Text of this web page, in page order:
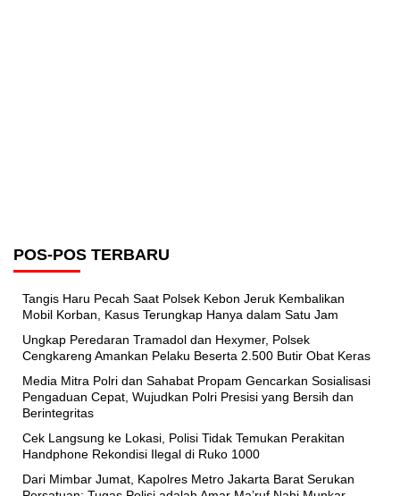
POS-POS TERBARU
Tangis Haru Pecah Saat Polsek Kebon Jeruk Kembalikan
Mobil Korban, Kasus Terungkap Hanya dalam Satu Jam
Ungkap Peredaran Tramadol dan Hexymer, Polsek
Cengkareng Amankan Pelaku Beserta 2.500 Butir Obat Keras
Media Mitra Polri dan Sahabat Propam Gencarkan Sosialisasi
Pengaduan Cepat, Wujudkan Polri Presisi yang Bersih dan
Berintegritas
Cek Langsung ke Lokasi, Polisi Tidak Temukan Perakitan
Handphone Rekondisi Ilegal di Ruko 1000
Dari Mimbar Jumat, Kapolres Metro Jakarta Barat Serukan